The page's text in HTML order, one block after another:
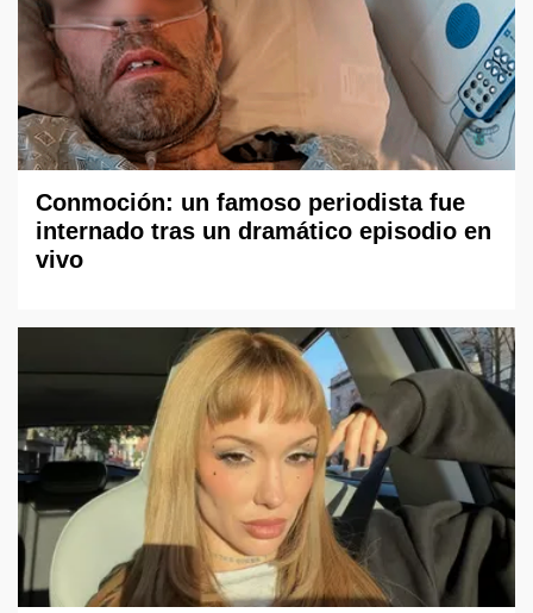
Conmoción: un famoso periodista fue
internado tras un dramático episodio en
vivo